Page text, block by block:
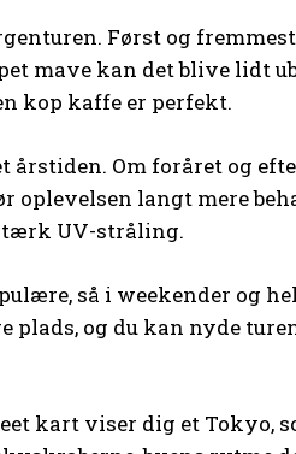
Først og
mave kan det blive lidt
kop kaffe er perfekt.
Om foråret og
langt mere
UV-stråling.
så i weekender og
plads, og du kan nyde
kart viser dig et Tokyo,